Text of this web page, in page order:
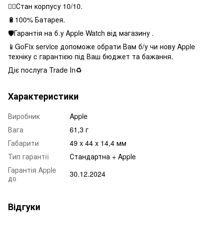
👌🏻Стан корпусу 10/10.
🔋100% Батарея.
🛡Гарантія на б.у Apple Watch від магазину .
📱GoFix service допоможе обрати Вам б/у чи нову Apple
техніку с гарантією під Ваш бюджет та бажання.
Діє послуга Trade In♻️
Характеристики
Виробник
Apple
Вага
61,3 г
Габарити
49 x 44 x 14,4 мм
Тип гарантії
Стандартна + Apple
Гарантія Apple
до
30.12.2024
Відгуки